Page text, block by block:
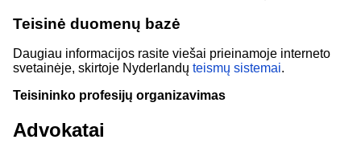
Teisinė duomenų bazė
Daugiau informacijos rasite viešai prieinamoje interneto
svetainėje, skirtoje Nyderlandų teismų sistemai.
Teisininko profesijų organizavimas
Advokatai